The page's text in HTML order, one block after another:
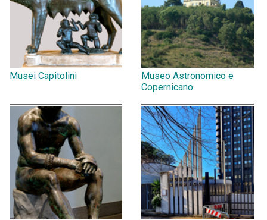
Musei Capitolini
Museo Astronomico e
Copernicano